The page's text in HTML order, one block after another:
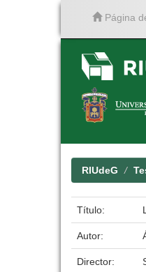
Página
RIUdeG
Título:
Autor:
Director: